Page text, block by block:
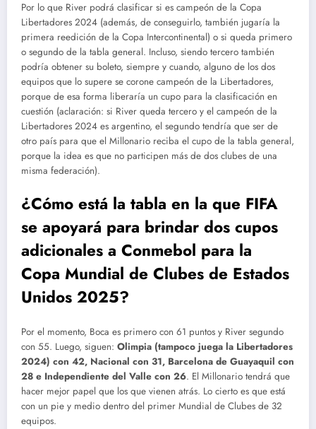
Por lo que River podrá clasificar si es campeón de la Copa
Libertadores 2024 (además, de conseguirlo, también jugaría la
primera reedición de la Copa Intercontinental) o si queda primero
o segundo de la tabla general. Incluso, siendo tercero también
podría obtener su boleto, siempre y cuando, alguno de los dos
equipos que lo supere se corone campeón de la Libertadores,
porque de esa forma liberaría un cupo para la clasificación en
cuestión (aclaración: si River queda tercero y el campeón de la
Libertadores 2024 es argentino, el segundo tendría que ser de
otro país para que el Millonario reciba el cupo de la tabla general,
porque la idea es que no participen más de dos clubes de una
misma federación).
¿Cómo está la tabla en la que FIFA
se apoyará para brindar dos cupos
adicionales a Conmebol para la
Copa Mundial de Clubes de Estados
Unidos 2025?
Por el momento, Boca es primero con 61 puntos y River segundo
con 55. Luego, siguen: Olimpia (tampoco juega la Libertadores
2024) con 42, Nacional con 31, Barcelona de Guayaquil con
28 e Independiente del Valle con 26. El Millonario tendrá que
hacer mejor papel que los que vienen atrás. Lo cierto es que está
con un pie y medio dentro del primer Mundial de Clubes de 32
equipos.